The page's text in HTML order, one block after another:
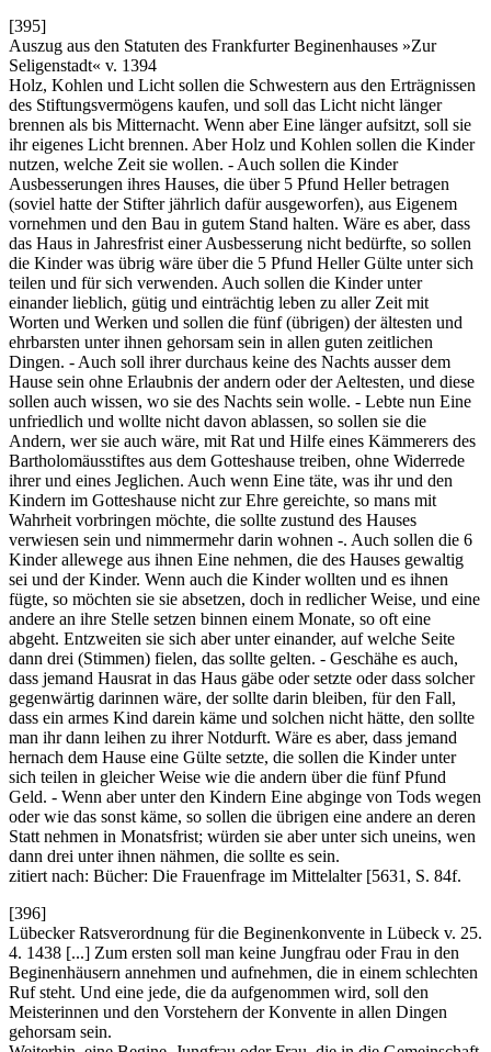
[395]
Auszug aus den Statuten des Frankfurter Beginenhauses »Zur
Seligenstadt« v. 1394
Holz, Kohlen und Licht sollen die Schwestern aus den Erträgnissen
des Stiftungsvermögens kaufen, und soll das Licht nicht länger
brennen als bis Mitternacht. Wenn aber Eine länger aufsitzt, soll sie
ihr eigenes Licht brennen. Aber Holz und Kohlen sollen die Kinder
nutzen, welche Zeit sie wollen. - Auch sollen die Kinder
Ausbesserungen ihres Hauses, die über 5 Pfund Heller betragen
(soviel hatte der Stifter jährlich dafür ausgeworfen), aus Eigenem
vornehmen und den Bau in gutem Stand halten. Wäre es aber, dass
das Haus in Jahresfrist einer Ausbesserung nicht bedürfte, so sollen
die Kinder was übrig wäre über die 5 Pfund Heller Gülte unter sich
teilen und für sich verwenden. Auch sollen die Kinder unter
einander lieblich, gütig und einträchtig leben zu aller Zeit mit
Worten und Werken und sollen die fünf (übrigen) der ältesten und
ehrbarsten unter ihnen gehorsam sein in allen guten zeitlichen
Dingen. - Auch soll ihrer durchaus keine des Nachts ausser dem
Hause sein ohne Erlaubnis der andern oder der Aeltesten, und diese
sollen auch wissen, wo sie des Nachts sein wolle. - Lebte nun Eine
unfriedlich und wollte nicht davon ablassen, so sollen sie die
Andern, wer sie auch wäre, mit Rat und Hilfe eines Kämmerers des
Bartholomäusstiftes aus dem Gotteshause treiben, ohne Widerrede
ihrer und eines Jeglichen. Auch wenn Eine täte, was ihr und den
Kindern im Gotteshause nicht zur Ehre gereichte, so mans mit
Wahrheit vorbringen möchte, die sollte zustund des Hauses
verwiesen sein und nimmermehr darin wohnen -. Auch sollen die 6
Kinder allewege aus ihnen Eine nehmen, die des Hauses gewaltig
sei und der Kinder. Wenn auch die Kinder wollten und es ihnen
fügte, so möchten sie sie absetzen, doch in redlicher Weise, und eine
andere an ihre Stelle setzen binnen einem Monate, so oft eine
abgeht. Entzweiten sie sich aber unter einander, auf welche Seite
dann drei (Stimmen) fielen, das sollte gelten. - Geschähe es auch,
dass jemand Hausrat in das Haus gäbe oder setzte oder dass solcher
gegenwärtig darinnen wäre, der sollte darin bleiben, für den Fall,
dass ein armes Kind darein käme und solchen nicht hätte, den sollte
man ihr dann leihen zu ihrer Notdurft. Wäre es aber, dass jemand
hernach dem Hause eine Gülte setzte, die sollen die Kinder unter
sich teilen in gleicher Weise wie die andern über die fünf Pfund
Geld. - Wenn aber unter den Kindern Eine abginge von Tods wegen
oder wie das sonst käme, so sollen die übrigen eine andere an deren
Statt nehmen in Monatsfrist; würden sie aber unter sich uneins, wen
dann drei unter ihnen nähmen, die sollte es sein.
zitiert nach: Bücher: Die Frauenfrage im Mittelalter [5631, S. 84f.
[396]
Lübecker Ratsverordnung für die Beginenkonvente in Lübeck v. 25.
4. 1438 [...] Zum ersten soll man keine Jungfrau oder Frau in den
Beginenhäusern annehmen und aufnehmen, die in einem schlechten
Ruf steht. Und eine jede, die da aufgenommen wird, soll den
Meisterinnen und den Vorstehern der Konvente in allen Dingen
gehorsam sein.